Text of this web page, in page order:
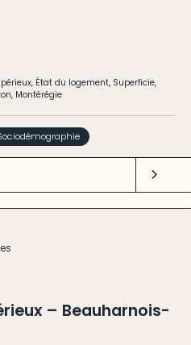
, État du logement, Superficie,
, Montérégie
– Beauharnois-